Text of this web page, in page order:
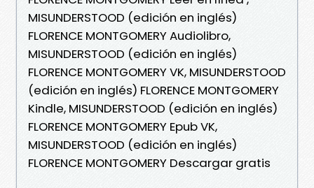
MISUNDERSTOOD (edición en inglés)
FLORENCE MONTGOMERY Audiolibro,
MISUNDERSTOOD (edición en inglés)
FLORENCE MONTGOMERY VK, MISUNDERSTOOD
(edición en inglés) FLORENCE MONTGOMERY
Kindle, MISUNDERSTOOD (edición en inglés)
FLORENCE MONTGOMERY Epub VK,
MISUNDERSTOOD (edición en inglés)
FLORENCE MONTGOMERY Descargar gratis